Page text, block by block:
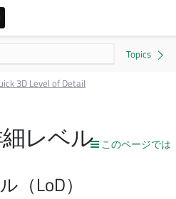
3D Level of Detail
このページでは
レベル
（LoD）